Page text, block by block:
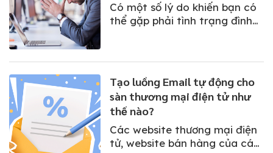
Có một số lý do khiến bạn có
thể gặp phải tình trạng đình
bước đầu tiên để giải quyết
các vấn đề mà doanh nghiệp
của bạn có thể gặp phải.
Tạo luồng Email tự động cho
sàn thương mại điện tử như
thế nào?
Các website thương mại điện
tử, website bán hàng của các